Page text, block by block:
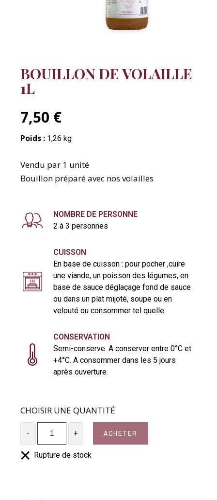
BOUILLON DE VOLAILLE
1L
7,50 €
Poids : 1,26 kg
Vendu par 1 unité
Bouillon préparé avec nos volailles
NOMBRE DE PERSONNE
2 à 3 personnes
CUISSON
En base de cuisson : pour pocher ,cuire
une viande, un poisson des légumes, en
base de sauce déglaçage fond de sauce
ou dans un plat mijoté, soupe ou en
velouté ou consommer tel quelle
CONSERVATION
Semi-conserve. A conserver entre 0°C et
+4°C. A consommer dans les 5 jours
après ouverture.
CHOISIR UNE QUANTITÉ
- + ACHETER
Rupture de stock